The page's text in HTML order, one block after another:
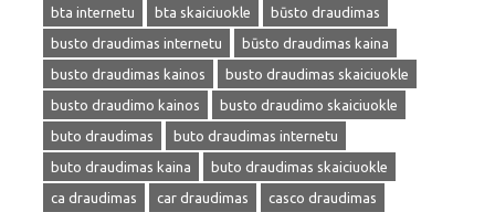
bta internetu
bta skaiciuokle
būsto draudimas
busto draudimas internetu
būsto draudimas kaina
busto draudimas kainos
busto draudimas skaiciuokle
busto draudimo kainos
busto draudimo skaiciuokle
buto draudimas
buto draudimas internetu
buto draudimas kaina
buto draudimas skaiciuokle
ca draudimas
car draudimas
casco draudimas